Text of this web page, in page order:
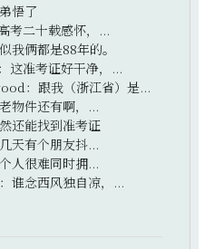
悟了
考二十载感怀，...
我俩都是88年的。
： 这准考证好干净，...
： 跟我（浙江省）是...
物件还有啊，...
还能找到准考证
天有个朋友抖...
人很难同时拥...
： 谁念西风独自凉，...